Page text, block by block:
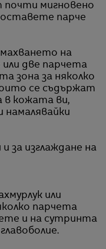
почти мигновено
парче
на
две парчета
зона за няколко
се съдържат
в кожата ви,
намалявайки
за изглаждане на
или
парчета
и на сутринта